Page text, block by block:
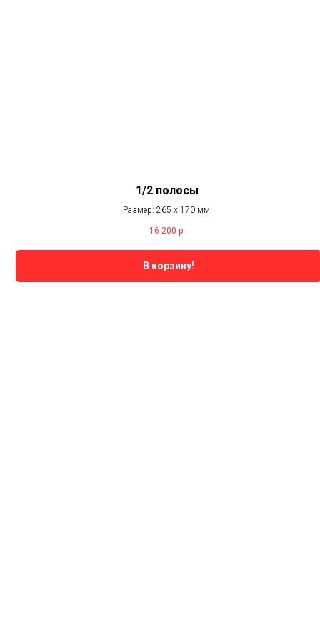
1/2 полосы
Размер: 265 х 170 мм.
16 200 р.
В корзину!